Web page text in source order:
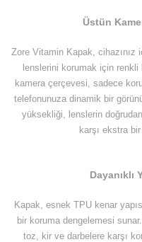
Üstün
Zore Vitamin Kapak, cihazınız
lenslerini korumak için renkli
kamera çerçevesi, sadece
telefonunuza dinamik bir
yüksekliği, lenslerin
karşı ekstra
Dayanıklı
Kapak, esnek TPU kenar
bir koruma dengelemesi
toz, kir ve darbelere karşı